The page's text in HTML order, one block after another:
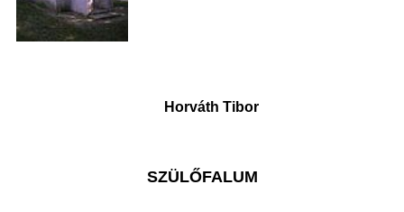
Horváth Tibor
SZÜLŐFALUM